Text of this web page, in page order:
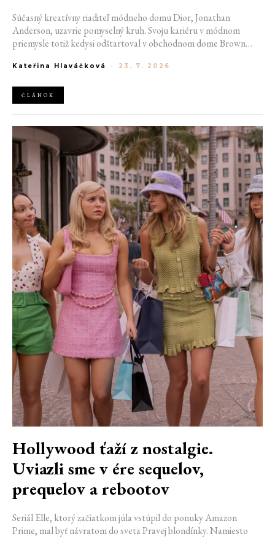
Súčasný kreatívny riaditeľ módneho domu Dior, Jonathan
Anderson, uzavrie pomyselný kruh. Svoju kariéru v módnom
priemysle totiž kedysi odštartoval v obchodnom dome Brown
jednej z najväčších luxusných značiek sveta. V decembri totiž v
Pre-Fall 2027.
Kateřina Hlaváčková - 23. 7. 2026
ČLÁNOK
Hollywood ťaží z nostalgie.
Uviazli sme v ére sequelov,
prequelov a rebootov
Seriál Elle, ktorý začiatkom júla vstúpil do ponuky Amazon
Prime, mal byť návratom do sveta Pravej blondínky. Namiesto